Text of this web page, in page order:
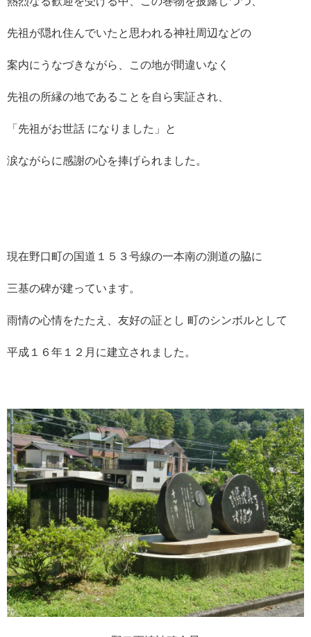
先祖が隠れ住んでいたと思われる神社周辺などの
案内にうなづきながら、この地が間違いなく
先祖の所縁の地であることを自ら実証され、
「先祖がお世話 になりました」と
涙ながらに感謝の心を捧げられました。
現在野口町の国道１５３号線の一本南の測道の脇に
三基の碑が建っています。
雨情の心情をたたえ、友好の証とし 町のシンボルとして
平成１６年１２月に建立されました。